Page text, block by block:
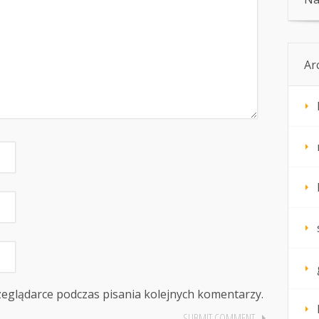
podczas pisania kolejnych komentarzy.